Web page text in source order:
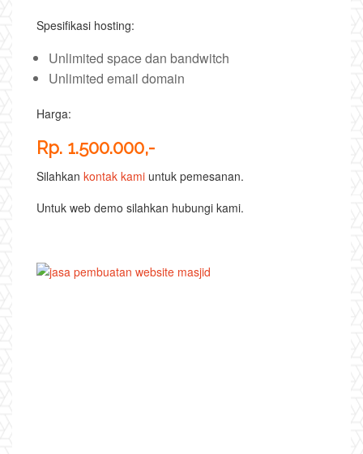
Spesifikasi hosting:
Unlimited space dan bandwitch
Unlimited email domain
Harga:
Rp. 1.500.000,-
Silahkan kontak kami untuk pemesanan.
Untuk web demo silahkan hubungi kami.